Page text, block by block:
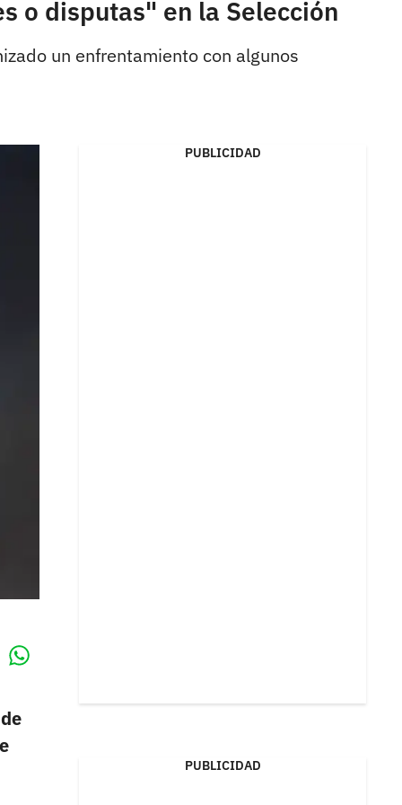
o disputas" en la Selección
un enfrentamiento con algunos
PUBLICIDAD
PUBLICIDAD